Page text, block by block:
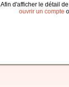
Afin d'afficher le détail
ouvrir un compte